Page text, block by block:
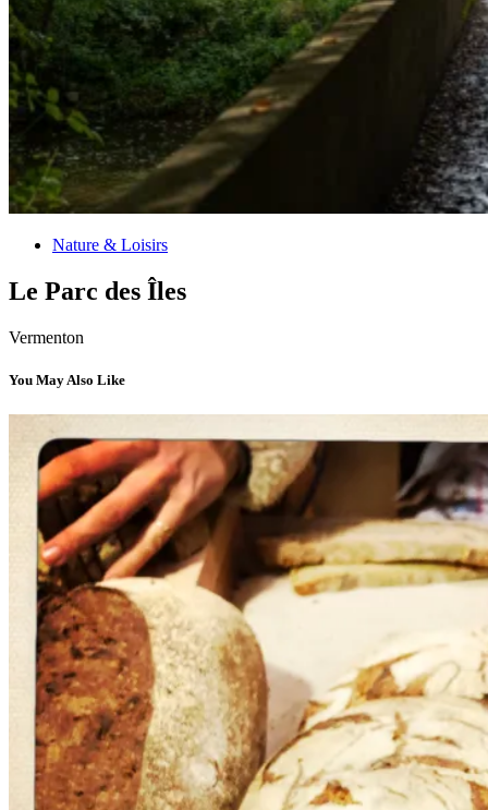
Nature & Loisirs
Le Parc des Îles
Vermenton
You May Also Like